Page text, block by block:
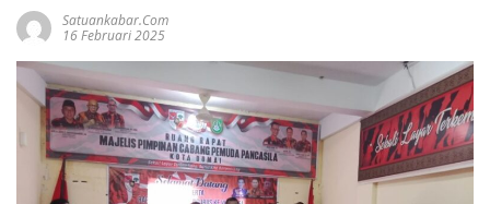
Satuankabar.com
16 Februari 2025